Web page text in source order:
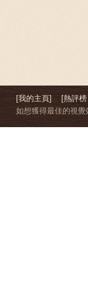
[我的主頁] [熱評榜
如想獲得最佳的視